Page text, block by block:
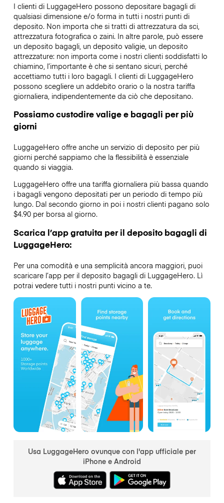
I clienti di LuggageHero possono depositare bagagli di
qualsiasi dimensione e/o forma in tutti i nostri punti di
deposito. Non importa che si tratti di attrezzatura da sci,
attrezzatura fotografica o zaini. In altre parole, può essere
un deposito bagagli, un deposito valigie, un deposito
attrezzature: non importa come i nostri clienti soddisfatti lo
chiamino, l’importante è che si sentano sicuri, perché
accettiamo tutti i loro bagagli. I clienti di LuggageHero
possono scegliere un addebito orario o la nostra tariffa
giornaliera, indipendentemente da ciò che depositano.
Possiamo custodire valige e bagagli per più
giorni
LuggageHero offre anche un servizio di deposito per più
giorni perché sappiamo che la flessibilità è essenziale
quando si viaggia.
LuggageHero offre una tariffa giornaliera più bassa quando
i bagagli vengono depositati per un periodo di tempo più
lungo. Dal secondo giorno in poi i nostri clienti pagano solo
$4.90 per borsa al giorno.
Scarica l’app gratuita per il deposito bagagli di
LuggageHero:
Per una comodità e una semplicità ancora maggiori, puoi
scaricare l’app per il deposito bagagli di LuggageHero. Lì
potrai vedere tutti i nostri punti vicino a te.
Usa LuggageHero ovunque con l'app ufficiale per
iPhone e Android